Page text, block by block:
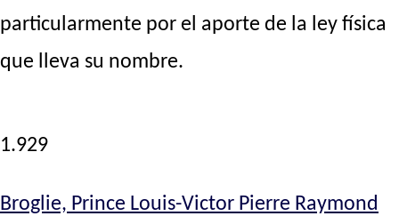
particularmente por el aporte de la ley física
que lleva su nombre.
1.929
Broglie, Prince Louis-Victor Pierre Raymond